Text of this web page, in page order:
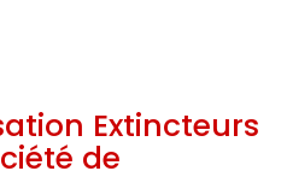
Extincteurs
de